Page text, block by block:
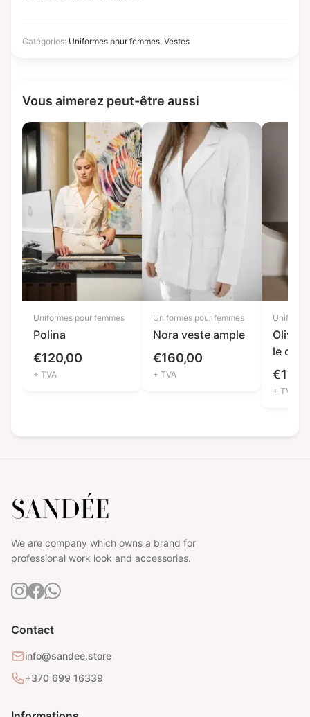
Catégories: Uniformes pour femmes, Vestes
Vous aimerez peut-être aussi
Uniformes pour femmes
Polina
€120,00
+ TVA
Uniformes pour femmes
Nora veste ample
€160,00
+ TVA
Olivia
le col
€
+ TVA
We are company which owns a brand for
professional work look and accessories.
Contact
info@sandee.store
+370 699 16339